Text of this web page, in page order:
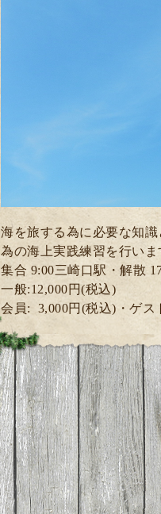
海を旅する為に必要な知
為の海上実践練習を行いま
集合 9:00三崎口駅・解散
一般:12,000円(税込)
会員: 3,000円(税込)・ゲス